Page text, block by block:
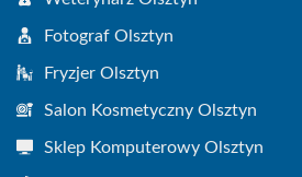
Fotograf Olsztyn
Fryzjer Olsztyn
Salon Kosmetyczny Olsztyn
Sklep Komputerowy Olsztyn